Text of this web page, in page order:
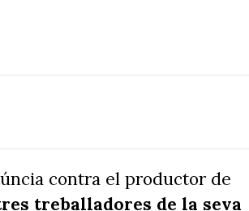
contra el productor de
treballadores de la seva